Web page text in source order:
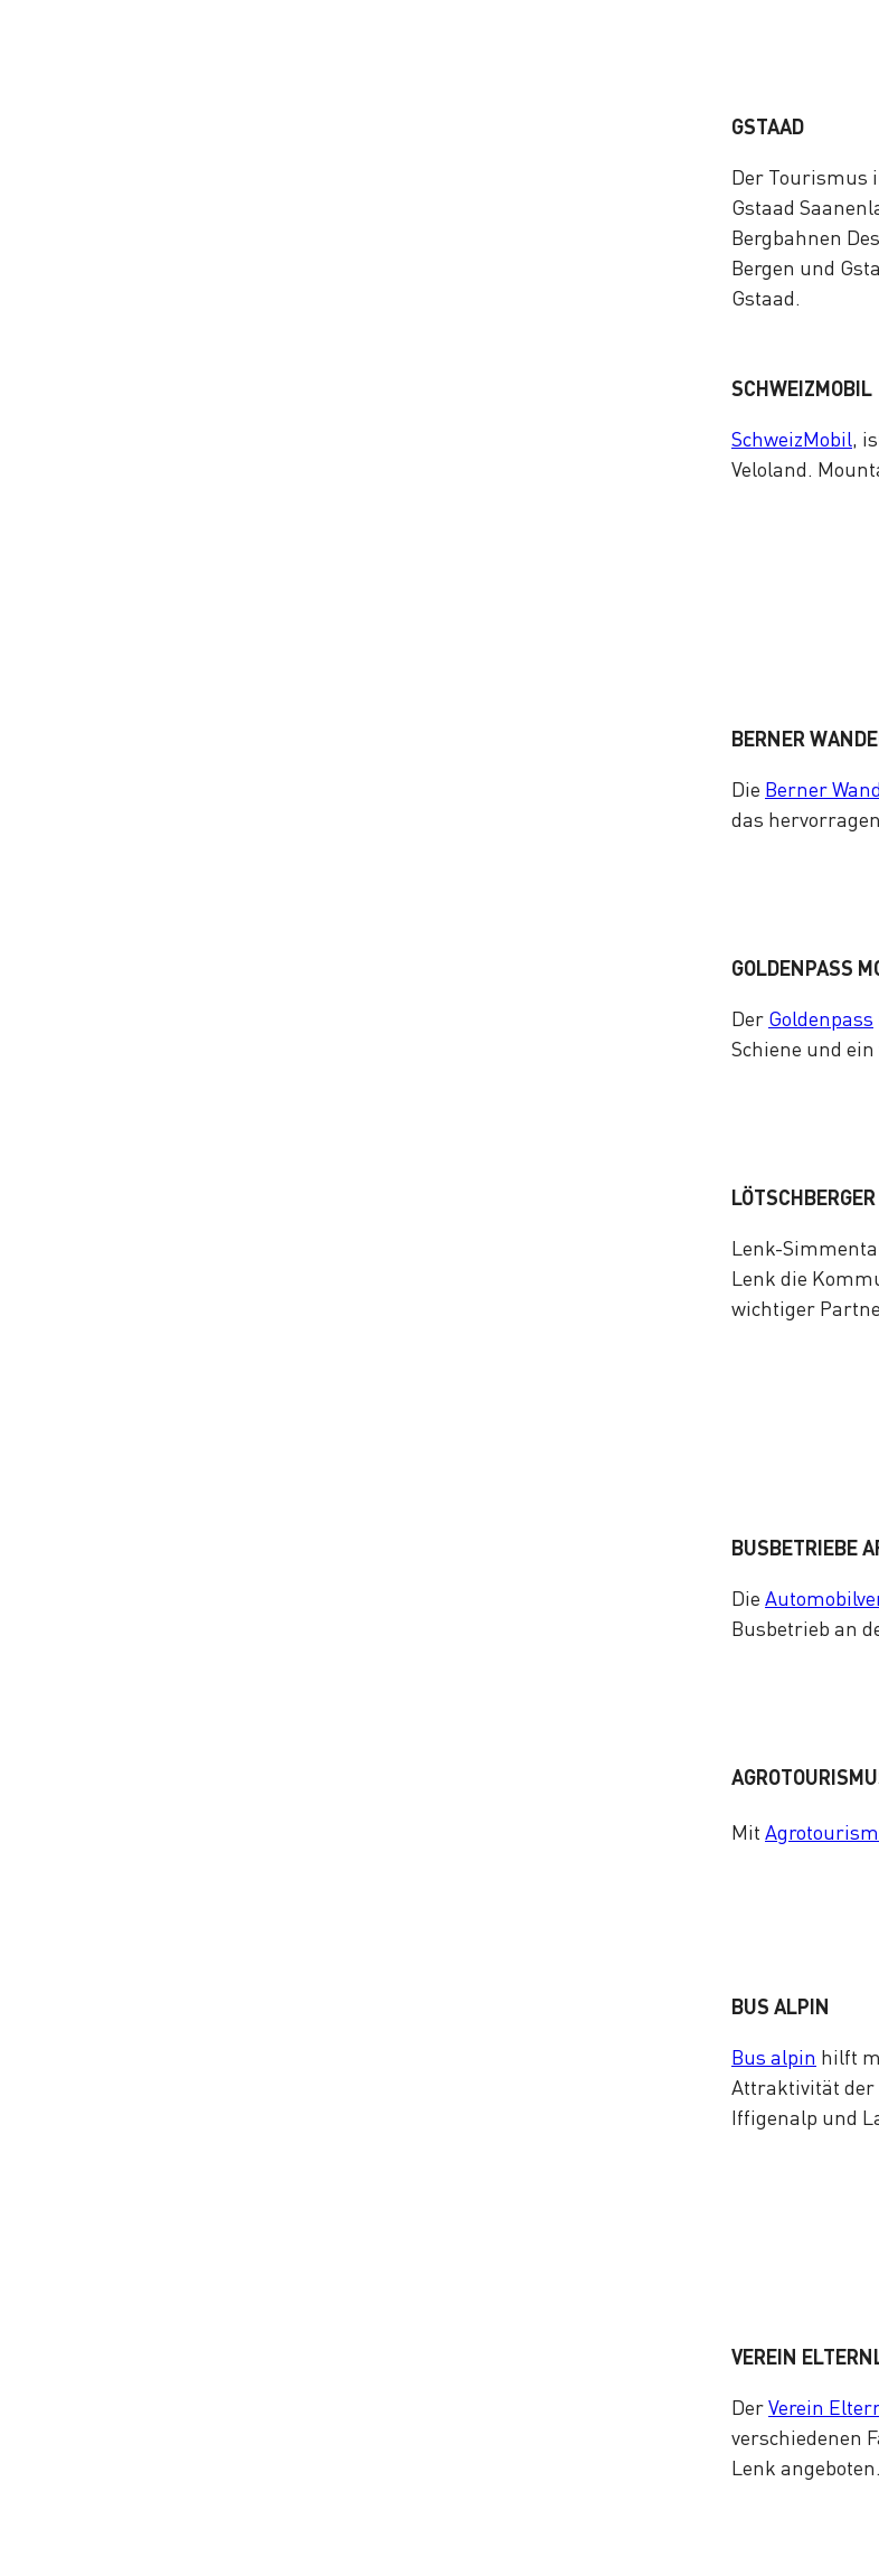
GSTAAD
Der Tourismus
Gstaad
Bergbahnen
Bergen und
Gstaad.
SCHWEIZMOBIL
SchweizMobil,
Veloland.
BERNER
Die Berner
das
GOLDENPASS
Der Goldenpass
Schiene und
Lenk-
Lenk die
wichtiger
BUSBETRIEBE
Die
Busbetrieb an
Mit
BUS ALPIN
Bus alpin hilft
Attraktivität der
Iffigenalp und
VEREIN
DerVerein
verschiedenen
Lenk angeboten.